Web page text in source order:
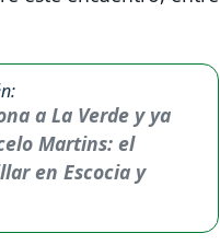
a La Verde y ya
Martins: el
en Escocia y